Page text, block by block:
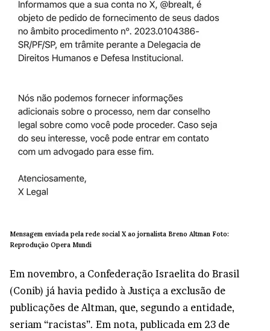
Mensagem enviada pela rede social X ao jornalista Breno Altman Foto:
Reprodução Opera Mundi
Em novembro, a Confederação Israelita do Brasil
(Conib) já havia pedido à Justiça a exclusão de
publicações de Altman, que, segundo a entidade,
seriam “racistas”. Em nota, publicada em 23 de